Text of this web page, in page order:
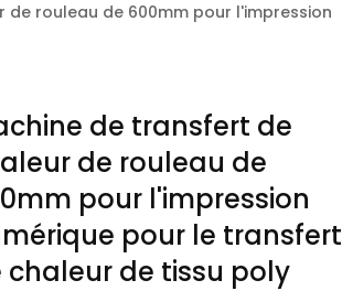
rouleau de 600mm pour l'impression
de transfert de
de rouleau de
pour l'impression
pour le transfert
chaleur de tissu poly